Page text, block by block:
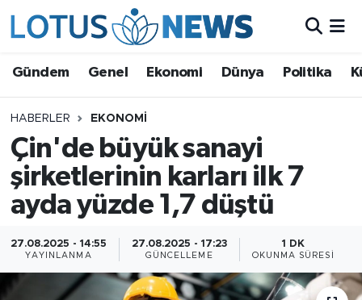
Gündem Genel Ekonomi Dünya Politika
HABERLER EKONOMI
Çin'de büyük sanayi
şirketlerinin karları ilk 7
ayda yüzde 1,7 düştü
27.08.2025 - 14:55
YAYINLANMA
27.08.2025 - 17:23
GÜNCELLEME
1 DK
OKUNMA SÜRESI
Ekonomi
Dünya
Politika